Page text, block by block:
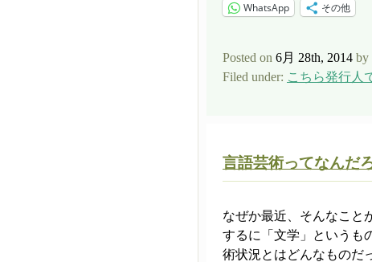
WhatsApp
その他
Posted on 6月 28th, 2014 by
Filed under: こちら発行人
言語芸術ってなんだ
なぜか最近、そんなこと
するに「文学」というも
術状況とはどんなものだ